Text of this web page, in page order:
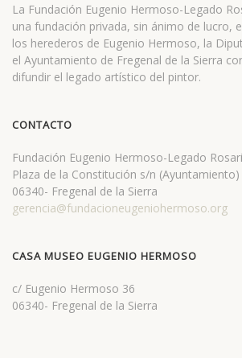
La Fundación Eugenio Hermoso-Legado
una fundación privada, sin ánimo de lucro,
los herederos de Eugenio Hermoso, la
el Ayuntamiento de Fregenal de la Sierra
difundir el legado artístico del pintor.
CONTACTO
Fundación Eugenio Hermoso-Legado
Plaza de la Constitución s/n (Ayuntamiento)
06340- Fregenal de la Sierra
gerencia@fundacioneugeniohermoso.org
CASA MUSEO EUGENIO HERMOSO
c/ Eugenio Hermoso 36
06340- Fregenal de la Sierra